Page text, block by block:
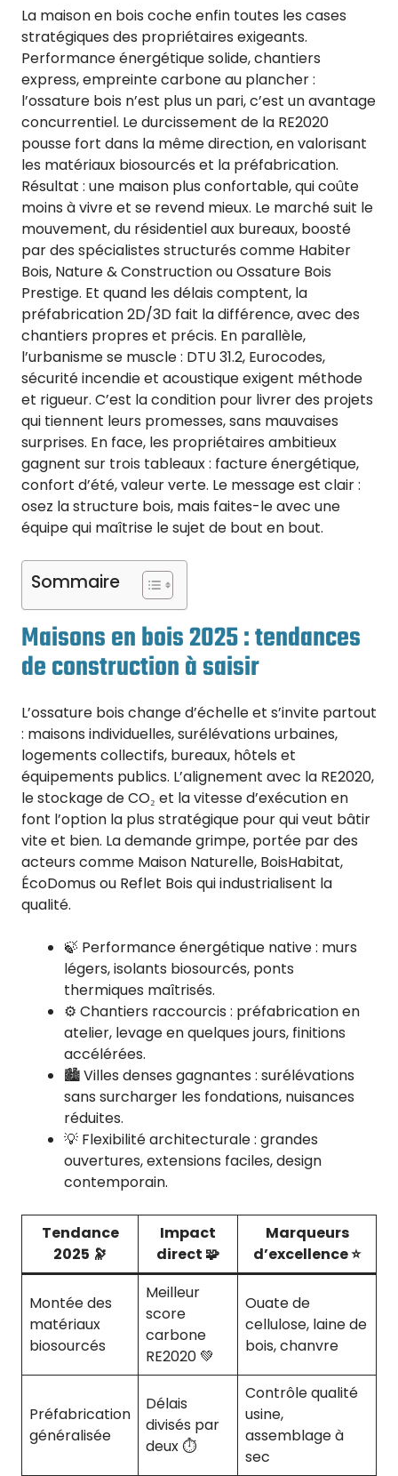
La maison en bois coche enfin toutes les cases
stratégiques des propriétaires exigeants.
Performance énergétique solide, chantiers
express, empreinte carbone au plancher :
l’ossature bois n’est plus un pari, c’est un avantage
concurrentiel. Le durcissement de la RE2020
pousse fort dans la même direction, en valorisant
les matériaux biosourcés et la préfabrication.
Résultat : une maison plus confortable, qui coûte
moins à vivre et se revend mieux. Le marché suit le
mouvement, du résidentiel aux bureaux, boosté
par des spécialistes structurés comme Habiter
Bois, Nature & Construction ou Ossature Bois
Prestige. Et quand les délais comptent, la
préfabrication 2D/3D fait la différence, avec des
chantiers propres et précis. En parallèle,
l’urbanisme se muscle : DTU 31.2, Eurocodes,
sécurité incendie et acoustique exigent méthode
et rigueur. C’est la condition pour livrer des projets
qui tiennent leurs promesses, sans mauvaises
surprises. En face, les propriétaires ambitieux
gagnent sur trois tableaux : facture énergétique,
confort d’été, valeur verte. Le message est clair :
osez la structure bois, mais faites-le avec une
équipe qui maîtrise le sujet de bout en bout.
Sommaire
Maisons en bois 2025 : tendances
de construction à saisir
L’ossature bois change d’échelle et s’invite partout
: maisons individuelles, surélévations urbaines,
logements collectifs, bureaux, hôtels et
équipements publics. L’alignement avec la RE2020,
le stockage de CO₂ et la vitesse d’exécution en
font l’option la plus stratégique pour qui veut bâtir
vite et bien. La demande grimpe, portée par des
acteurs comme Maison Naturelle, BoisHabitat,
ÉcoDomus ou Reflet Bois qui industrialisent la
qualité.
🍃 Performance énergétique native : murs
légers, isolants biosourcés, ponts
thermiques maîtrisés.
⚙️ Chantiers raccourcis : préfabrication en
atelier, levage en quelques jours, finitions
accélérées.
🏙️ Villes denses gagnantes : surélévations
sans surcharger les fondations, nuisances
réduites.
💡 Flexibilité architecturale : grandes
ouvertures, extensions faciles, design
contemporain.
Tendance
2025 🔭
Impact
direct 🧩
Marqueurs
d’excellence ⭐
Montée des
matériaux
biosourcés
Meilleur
score
carbone
RE2020 💚
Ouate de
cellulose, laine de
bois, chanvre
Préfabrication
généralisée
Délais
divisés par
deux ⏱️
Contrôle qualité
usine,
assemblage à
sec